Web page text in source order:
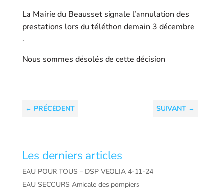
La Mairie du Beausset signale l’annulation des
prestations lors du téléthon demain 3 décembre
.
Nous sommes désolés de cette décision
← PRÉCÉDENT SUIVANT →
Les derniers articles
EAU POUR TOUS – DSP VEOLIA 4-11-24
EAU SECOURS Amicale des pompiers